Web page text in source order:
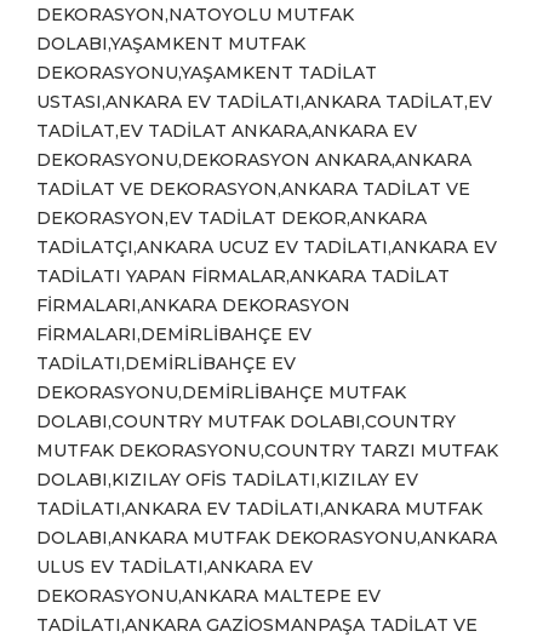
DEKORASYON,NATOYOLU MUTFAK
DOLABI,YAŞAMKENT MUTFAK
DEKORASYONU,YAŞAMKENT TADİLAT
USTASI,ANKARA EV TADİLATI,ANKARA TADİLAT,EV
TADİLAT,EV TADİLAT ANKARA,ANKARA EV
DEKORASYONU,DEKORASYON ANKARA,ANKARA
TADİLAT VE DEKORASYON,ANKARA TADİLAT VE
DEKORASYON,EV TADİLAT DEKOR,ANKARA
TADİLATÇI,ANKARA UCUZ EV TADİLATI,ANKARA EV
TADİLATI YAPAN FİRMALAR,ANKARA TADİLAT
FİRMALARI,ANKARA DEKORASYON
FİRMALARI,DEMİRLİBAHÇE EV
TADİLATI,DEMİRLİBAHÇE EV
DEKORASYONU,DEMİRLİBAHÇE MUTFAK
DOLABI,COUNTRY MUTFAK DOLABI,COUNTRY
MUTFAK DEKORASYONU,COUNTRY TARZI MUTFAK
DOLABI,KIZILAY OFİS TADİLATI,KIZILAY EV
TADİLATI,ANKARA EV TADİLATI,ANKARA MUTFAK
DOLABI,ANKARA MUTFAK DEKORASYONU,ANKARA
ULUS EV TADİLATI,ANKARA EV
DEKORASYONU,ANKARA MALTEPE EV
TADİLATI,ANKARA GAZİOSMANPAŞA TADİLAT VE